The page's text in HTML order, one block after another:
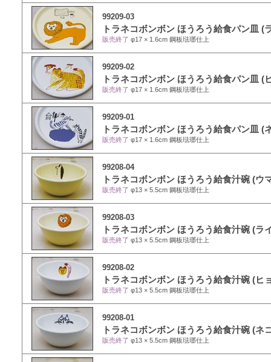
99209-03
トラネコボンボン ほうろう給食パン皿 (
販売終了 φ17 × 1.6cm 鋼板琺瑯仕上
99209-02
トラネコボンボン ほうろう給食パン皿 (
販売終了 φ17 × 1.6cm 鋼板琺瑯仕上
99209-01
トラネコボンボン ほうろう給食パン皿 (
販売終了 φ17 × 1.6cm 鋼板琺瑯仕上
99208-04
トラネコボンボン ほうろう給食汁碗 (ウ
販売終了 φ13 × 5.5cm 鋼板琺瑯仕上
99208-03
トラネコボンボン ほうろう給食汁碗 (ラ
販売終了 φ13 × 5.5cm 鋼板琺瑯仕上
99208-02
トラネコボンボン ほうろう給食汁碗 (ヒ
販売終了 φ13 × 5.5cm 鋼板琺瑯仕上
99208-01
トラネコボンボン ほうろう給食汁碗 (ネ
販売終了 φ13 × 5.5cm 鋼板琺瑯仕上